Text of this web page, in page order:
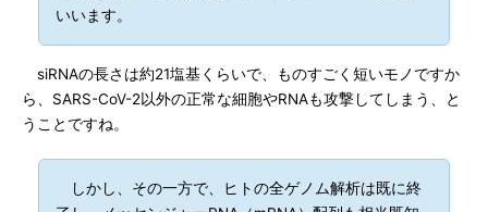
いいます。
siRNAの長さは約21塩基くらいで、ものすごく短いモノですか
ら、SARS-CoV-2以外の正常な細胞やRNAも攻撃してしまう、と
うことですね。
しかし、その一方で、ヒトの全ゲノム解析は既に終